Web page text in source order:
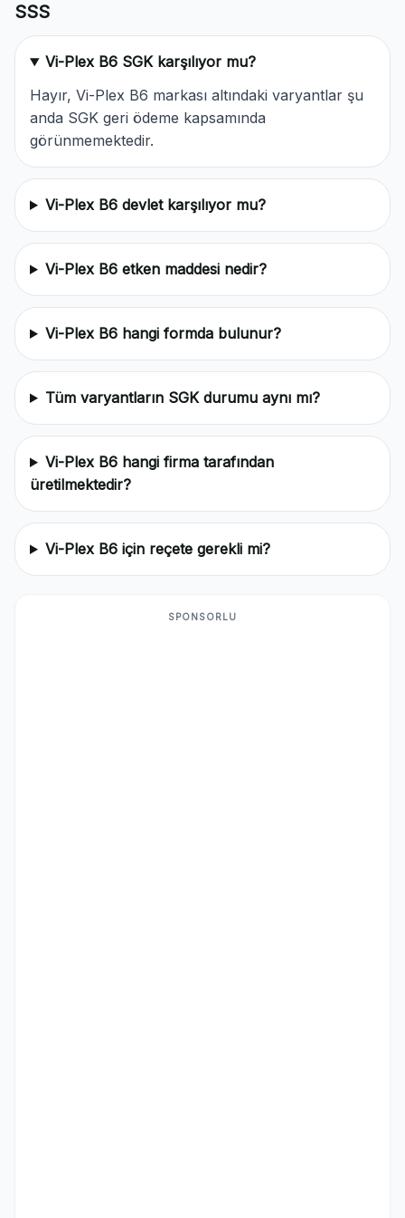
SSS
Vi-Plex B6 SGK karşılıyor mu?
Hayır, Vi-Plex B6 markası altındaki varyantlar şu
anda SGK geri ödeme kapsamında
görünmemektedir.
Vi-Plex B6 devlet karşılıyor mu?
Vi-Plex B6 etken maddesi nedir?
Vi-Plex B6 hangi formda bulunur?
Tüm varyantların SGK durumu aynı mı?
Vi-Plex B6 hangi firma tarafından
üretilmektedir?
Vi-Plex B6 için reçete gerekli mi?
SPONSORLU